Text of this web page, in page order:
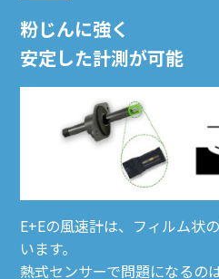
粉じんに強く
安定した計測が可能
E+Eの風速計は、フィルム状
います。
熱式センサーで問題になるの